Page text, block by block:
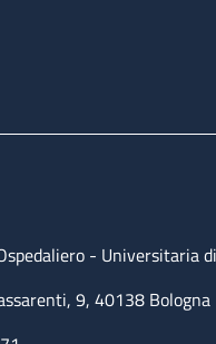
- Universitaria
9, 40138 Bologna